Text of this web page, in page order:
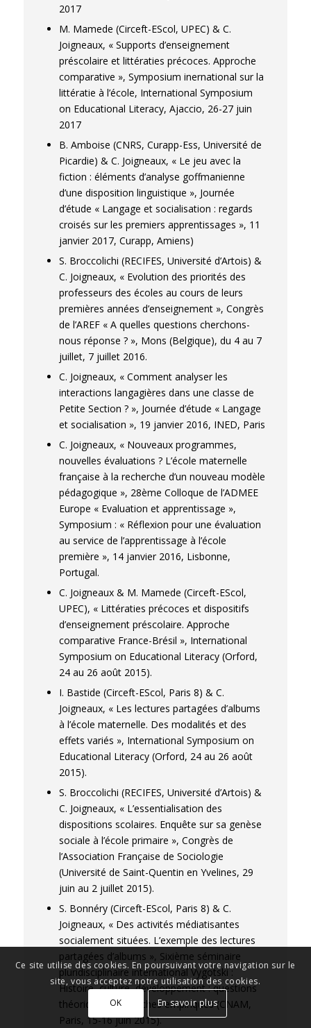
2017
M. Mamede (Circeft-EScol, UPEC) & C.
Joigneaux, « Supports d’enseignement
préscolaire et littératies précoces. Approche
comparative », Symposium inernational sur la
littératie à l’école, International Symposium
on Educational Literacy, Ajaccio, 26-27 juin
2017
B. Amboise (CNRS, Curapp-Ess, Université de
Picardie) & C. Joigneaux, « Le jeu avec la
fiction : éléments d’analyse goffmanienne
d’une disposition linguistique », Journée
d’étude « Langage et socialisation : regards
croisés sur les premiers apprentissages », 11
janvier 2017, Curapp, Amiens)
S. Broccolichi (RECIFES, Université d’Artois) &
C. Joigneaux, « Evolution des priorités des
professeurs des écoles au cours de leurs
premières années d’enseignement », Congrès
de l’AREF « A quelles questions cherchons-
nous réponse ? », Mons (Belgique), du 4 au 7
juillet, 7 juillet 2016.
C. Joigneaux, « Comment analyser les
interactions langagières dans une classe de
Petite Section ? », Journée d’étude « Langage
et socialisation », 19 janvier 2016, INED, Paris
C. Joigneaux, « Nouveaux programmes,
nouvelles évaluations ? L’école maternelle
française à la recherche d’un nouveau modèle
pédagogique », 28ème Colloque de l’ADMEE
Europe « Evaluation et apprentissage »,
Symposium : « Réflexion pour une évaluation
au service de l’apprentissage à l’école
première », 14 janvier 2016, Lisbonne,
Portugal.
C. Joigneaux & M. Mamede (Circeft-EScol,
UPEC), « Littératies précoces et dispositifs
d’enseignement préscolaire. Approche
comparative France-Brésil », International
Symposium on Educational Literacy (Orford,
24 au 26 août 2015).
I. Bastide (Circeft-EScol, Paris 8) & C.
Joigneaux, « Les lectures partagées d’albums
à l’école maternelle. Des modalités et des
effets variés », International Symposium on
Educational Literacy (Orford, 24 au 26 août
2015).
S. Broccolichi (RECIFES, Université d’Artois) &
C. Joigneaux, « L’essentialisation des
dispositions scolaires. Enquête sur sa genèse
sociale à l’école primaire », Congrès de
l’Association Française de Sociologie
(Université de Saint-Quentin en Yvelines, 29
juin au 2 juillet 2015).
S. Bonnéry (Circeft-EScol, Paris 8) & C.
Joigneaux, « Des activités médiatisantes
socialement situées. L’exemple des lectures
partagées d’albums », Sixième séminaire
pluridisciplinaire international Vygotski :
Histoire, culture, développement : questions
théoriques, recherches empiriques (CNAM,
Paris, 15-16 juin 2015).
Ce site utilise des cookies. En poursuivant votre navigation sur le
site, vous acceptez notre utilisation des cookies.
OK
En savoir plus